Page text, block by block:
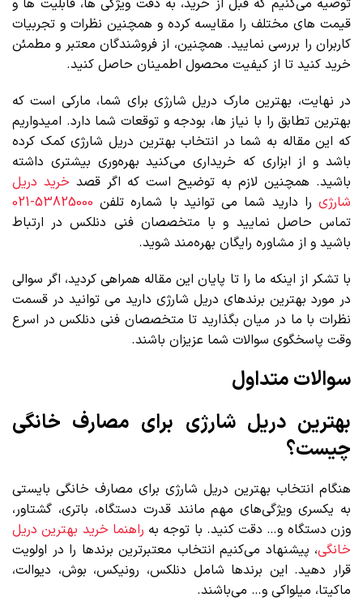
توصیه می‌کنیم که قبل از خرید، به دقت ویژگی‌ ها، قابلیت ‌ها و
قیمت‌ های مختلف را مقایسه کرده و همچنین نظرات و تجربیات
کاربران را بررسی نمایید. همچنین، از فروشندگان معتبر و مطمئن
خرید کنید تا از کیفیت محصول اطمینان حاصل کنید.
در نهایت، بهترین مارک دریل شارژی برای شما، مارکی است که
بهترین تطابق را با نیاز ها، بودجه و توقعات شما دارد. امیدواریم
که این مقاله به شما در انتخاب بهترین دریل شارژی کمک کرده
باشد و از ابزاری که خریداری می‌کنید بهره‌وری بیشتری داشته
باشید. همچنین لازم به توضیح است که اگر قصد خرید دریل
شارژی را دارید شما می توانید با شماره تلفن 53825000-021
تماس حاصل نمایید و با متخصصان فنی دنلکس در ارتباط
باشید و از مشاوره رایگان بهره‌مند شوید.
با تشکر از اینکه ما را تا پایان این مقاله همراهی کردید، اگر سوالی
در مورد بهترین برندهای دریل شارژی دارید می توانید در قسمت
نظرات با ما در میان بگذارید تا متخصصان فنی دنلکس در اسرع
وقت پاسخگوی سوالات شما عزیزان باشند.
سوالات متداول
بهترین دریل شارژی برای مصارف خانگی
چیست؟
هنگام انتخاب بهترین دریل شارژی برای مصارف خانگی بایستی
به یکسری ویژگی‌های مهم مانند قدرت دستگاه، باتری، گشتاور،
وزن دستگاه و… دقت کنید. با توجه به راهنما خرید بهترین دریل
خانگی، پیشنهاد می‌کنیم انتخاب معتبرترین برندها را در اولویت
قرار دهید. این برندها شامل دنلکس، رونیکس، بوش، دیوالت،
ماکیتا، میلواکی و… می‌باشند.